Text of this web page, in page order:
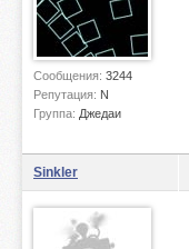
Сообщения: 3244
Репутация: N
Группа: Джедаи
Sinkler